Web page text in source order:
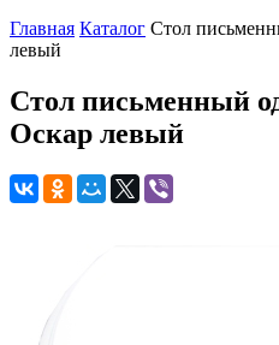
Главная Каталог Стол
левый
Стол письменный
Оскар левый